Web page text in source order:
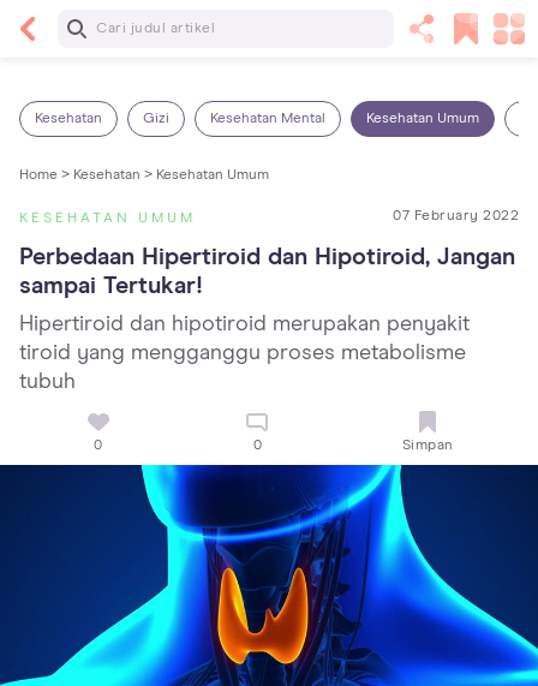
Baca Selanjutnya
Kesehatan Gizi Kesehatan Mental Kesehatan Umum
Home > Kesehatan > Kesehatan Umum
KESEHATAN UMUM 07 February 2022
Perbedaan Hipertiroid dan Hipotiroid, Jangan
sampai Tertukar!
Hipertiroid dan hipotiroid merupakan penyakit
tiroid yang mengganggu proses metabolisme
tubuh
0 0 Simpan